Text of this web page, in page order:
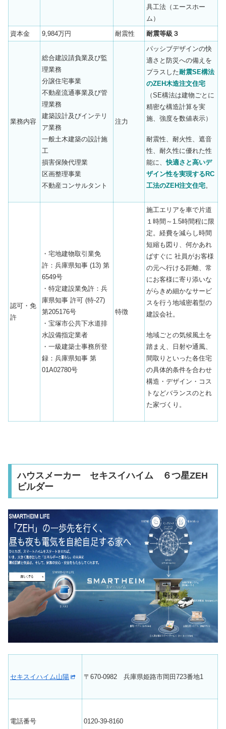
具工法（エースホー
ム）
資本金
9,984万円 耐震性 耐震等級３
業務内容
総合建設請負業及び監
理業務
分譲住宅事業
不動産流通事業及び管
理業務
建築設計及びインテリ
ア業務
一般土木建築の設計施
工
損害保険代理業
区画整理事業
不動産コンサルタント
注力
パッシブデザインの快
適さと防災への備えを
プラスした耐震SE構法
のZEH木造注文住宅
（SE構法は建物ごとに
精密な構造計算を実
施、強度を数値表示）
耐震性、耐火性、遮音
性、耐久性に優れた性
能に、快適さと高いデ
ザイン性を実現するRC
工法のZEH注文住宅。
認可・免
許
・宅地建物取引業免
許：兵庫県知事 (13) 第
6549号
・特定建設業免許：兵
庫県知事 許可 (特-27)
第205176号
・宝塚市公共下水道排
水設備指定業者
・一級建築士事務所登
録：兵庫県知事 第
01A02780号
特徴
施工エリアを車で片道
１時間～1.5時間程に限
定。経費を減らし時間
短縮も図り、何かあれ
ばすぐに 社員がお客様
の元へ行ける距離、常
にお客様に寄り添いな
がらきめ細かなサービ
スを行う地域密着型の
建設会社。
地域ごとの気候風土を
踏まえ、日射や通風、
間取りといった各住宅
の具体的条件を合わせ
構造・デザイン・コス
トなどバランスのとれ
た家づくり。
ハウスメーカー セキスイハイム ６つ星ZEH
ビルダー
セキスイハイム山陽 〒670-0982 兵庫県姫路市岡田723番地1
電話番号 0120-39-8160